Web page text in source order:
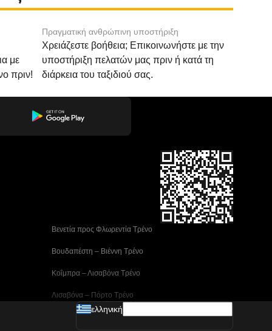
με
πριν!
Πραγματική ανθρώπινη υποστήριξη
Χρειάζεστε βοήθεια; Επικοινωνήστε με την
υποστήριξη πελατών μας πριν ή κατά τη
διάρκεια του ταξιδιού σας.
Βενετία προς Φλωρεντία Τρένο
Βουδαπέστη – Βιέννη Tρένο
Κοΐμπρα – Λισαβόνα Τρένο
Λισαβόνα – Πόρτο Tρένο
Μαδρίτη προς Αλικάντε Τρένα
ελληνική